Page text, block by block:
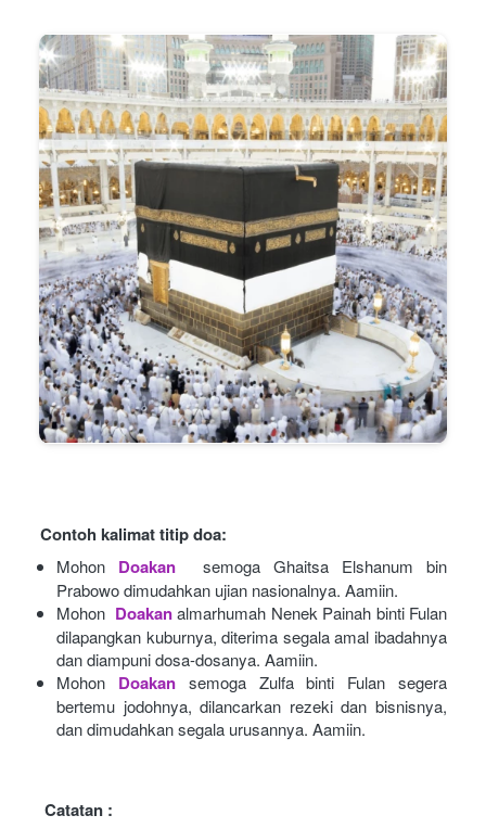
Contoh kalimat titip doa:
Mohon Doakan
semoga Ghaitsa Elshanum bin
Prabowo dimudahkan ujian nasionalnya. Aamiin.
Mohon Doakan almarhumah Nenek Painah binti Fulan
dilapangkan kuburnya, diterima segala amal ibadahnya
dan diampuni dosa-dosanya. Aamiin.
Mohon
Doakan semoga Zulfa binti Fulan segera
bertemu jodohnya, dilancarkan rezeki dan bisnisnya,
dan dimudahkan segala urusannya. Aamiin.
Catatan :